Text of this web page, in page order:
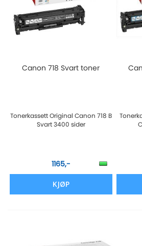
Canon 718 Svart toner
Tonerkassett Original Canon 718 B
Svart 3400 sider
1165,-
KJØP